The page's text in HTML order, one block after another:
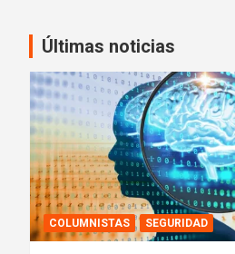
Últimas noticias
DEPORTE INTERNACIONALES